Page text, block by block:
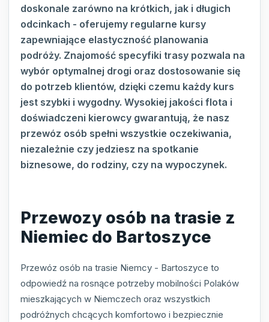
doskonale zarówno na krótkich, jak i długich
odcinkach - oferujemy regularne kursy
zapewniające elastyczność planowania
podróży. Znajomość specyfiki trasy pozwala na
wybór optymalnej drogi oraz dostosowanie się
do potrzeb klientów, dzięki czemu każdy kurs
jest szybki i wygodny. Wysokiej jakości flota i
doświadczeni kierowcy gwarantują, że nasz
przewóz osób spełni wszystkie oczekiwania,
niezależnie czy jedziesz na spotkanie
biznesowe, do rodziny, czy na wypoczynek.
Przewozy osób na trasie z
Niemiec do Bartoszyce
Przewóz osób na trasie Niemcy - Bartoszyce to
odpowiedź na rosnące potrzeby mobilności Polaków
mieszkających w Niemczech oraz wszystkich
podróżnych chcących komfortowo i bezpiecznie